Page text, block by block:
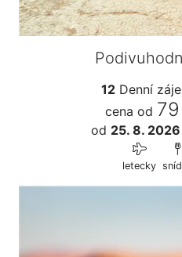
12 Denní
cena od
od 25. 8. 2026
letecky